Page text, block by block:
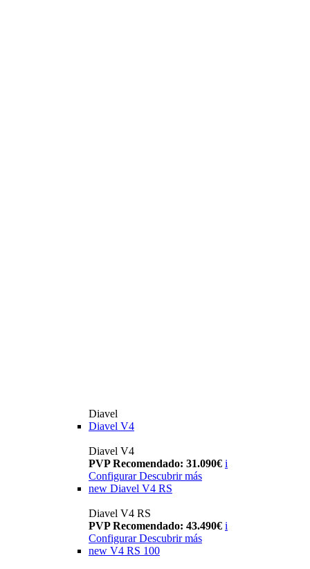
Diavel
Diavel V4
Diavel V4
PVP Recomendado: 31.090€ i
Configurar Descubrir más
new Diavel V4 RS
Diavel V4 RS
PVP Recomendado: 43.490€ i
Configurar Descubrir más
new V4 RS 100